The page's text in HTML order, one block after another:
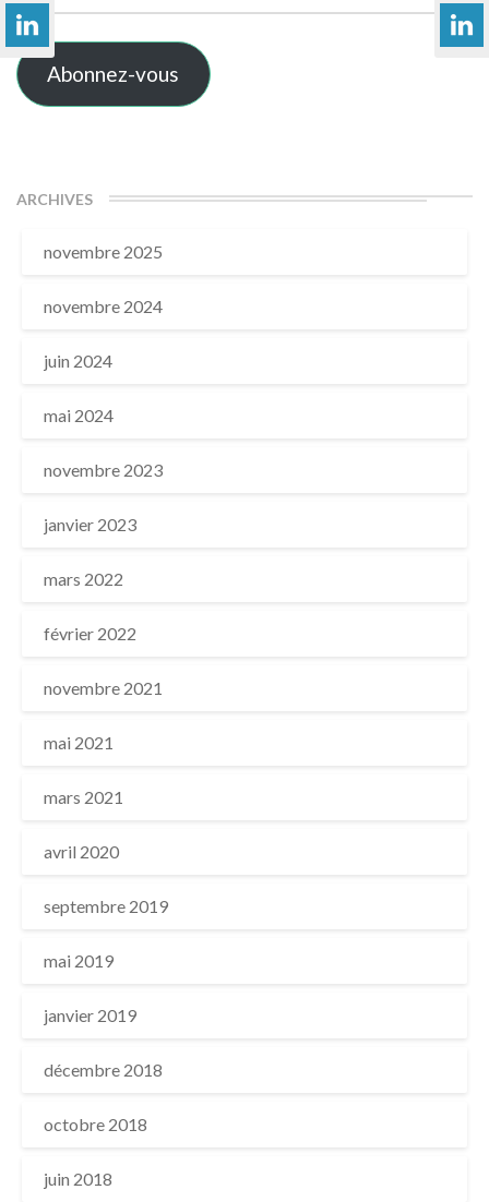
e-
mail
Abonnez-vous
ARCHIVES
novembre 2025
novembre 2024
juin 2024
mai 2024
novembre 2023
janvier 2023
mars 2022
février 2022
novembre 2021
mai 2021
mars 2021
avril 2020
septembre 2019
mai 2019
janvier 2019
décembre 2018
octobre 2018
juin 2018